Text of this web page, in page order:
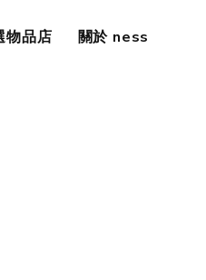
物品店 關於​ ness